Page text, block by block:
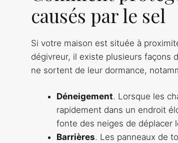
causés par le sel
Si votre maison est située à
dégivreur, il existe plusieurs façons
ne sortent de leur dormance,
Déneigement. Lorsque les
rapidement dans un endroit
fonte des neiges de déplacer
Barrières. Les panneaux de